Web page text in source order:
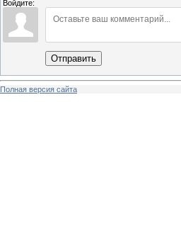
Войдите:
Отправить
Полная версия сайта